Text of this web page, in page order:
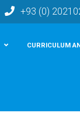
+93 (0)
CURRICULUM